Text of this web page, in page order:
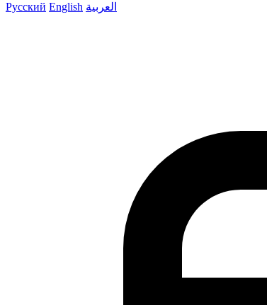
Русский English العربية